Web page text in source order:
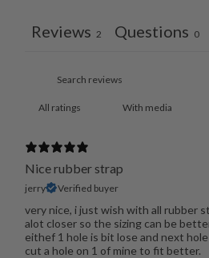
Reviews 2 Questions 0
With media
Nice rubber strap
jerry Verified buyer
very nice, i just wish with all rubber
alot closer so the sizing can be
eithef 1 hole is bit lose and next
cut a hole on 1 of mine to fit better.